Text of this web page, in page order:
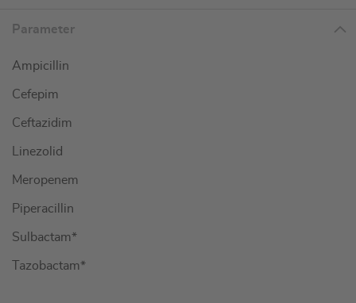
Parameter
Ampicillin
Cefepim
Ceftazidim
Linezolid
Meropenem
Piperacillin
Sulbactam*
Tazobactam*